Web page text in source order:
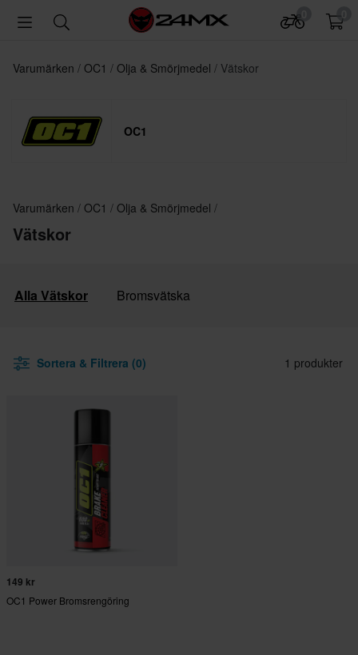
Varumärken OC1 Olja & Smörjmedel Vätskor
OC1
Varumärken OC1 Olja & Smörjmedel
Vätskor
Alla Vätskor Bromsvätska
Sortera & Filtrera (0) 1 produkter
149 kr
OC1 Power Bromsrengöring